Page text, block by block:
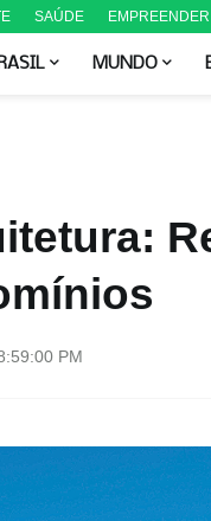
SAÚDE EMPREENDER
MUNDO
PM